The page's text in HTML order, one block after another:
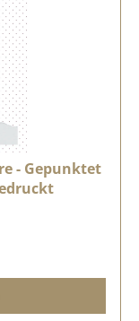
- Gepunktet